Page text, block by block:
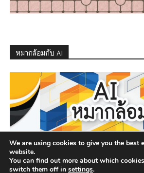
หมากล้อมกับ AI
We are using cookies to give you the best
website.
You can find out more about which
switch them off in settings.